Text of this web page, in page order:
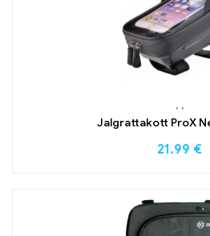
, ,
Jalgrattakott ProX
21.99 €